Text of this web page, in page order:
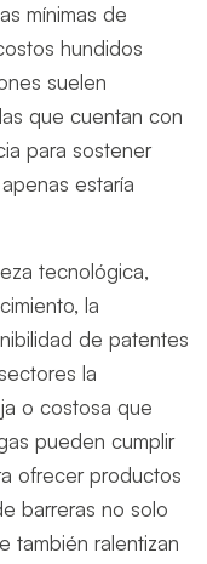
mínimas de
hundidos
suelen
que cuentan con
para sostener
estaría
tecnológica,
la
de patentes
la
o costosa que
pueden cumplir
ofrecer productos
barreras no solo
también ralentizan